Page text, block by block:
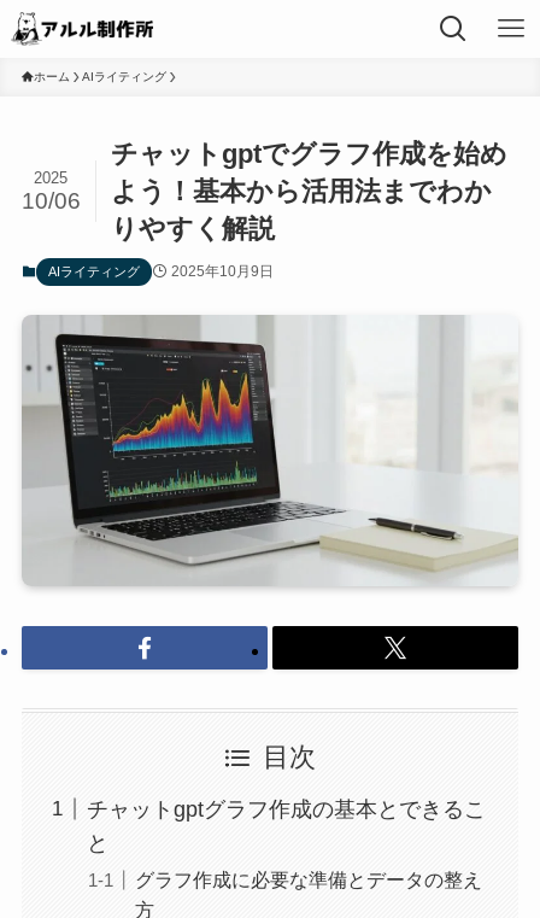
ホーム AIライティング
チャットgptでグラフ作成を始め
よう！基本から活用法までわか
りやすく解説
2025
10/06
AIライティング 2025年10月9日
目次
チャットgptグラフ作成の基本とできるこ
と
グラフ作成に必要な準備とデータの整え
方